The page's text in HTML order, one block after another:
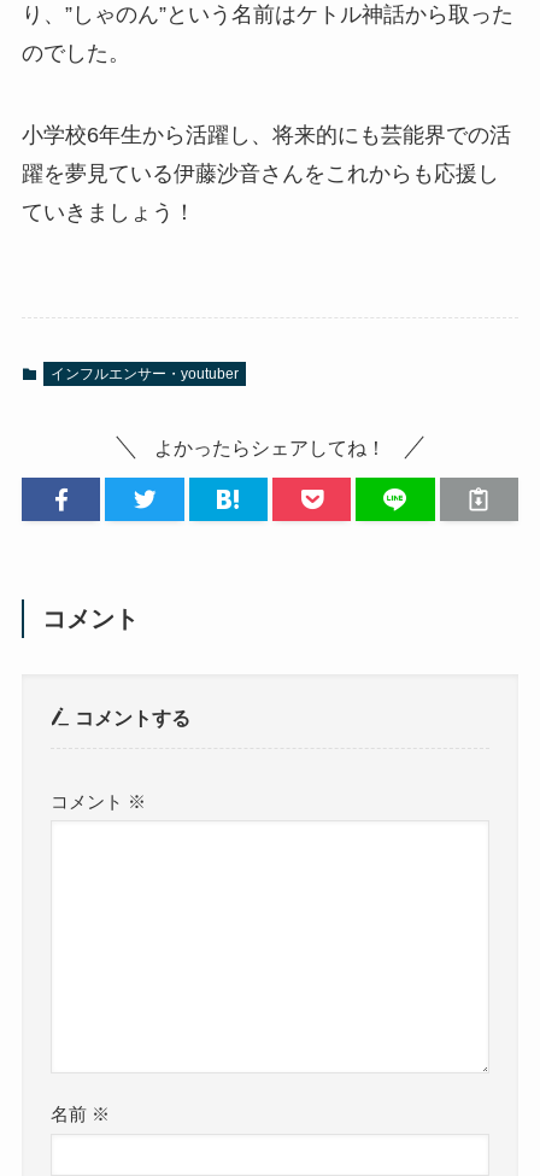
り、”しゃのん”という名前はケトル神話から取った
のでした。
小学校6年生から活躍し、将来的にも芸能界での活
躍を夢見ている伊藤沙音さんをこれからも応援し
ていきましょう！
インフルエンサー・youtuber
よかったらシェアしてね！
コメント
コメントする
コメント ※
名前 ※